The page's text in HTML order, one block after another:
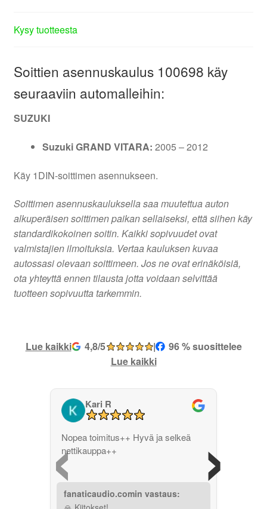
Kysy tuotteesta
Soittien asennuskaulus 100698 käy
seuraaviin automalleihin:
SUZUKI
Suzuki GRAND VITARA: 2005 – 2012
Käy 1DIN-soittimen asennukseen.
Soittimen asennuskauluksella saa muutettua auton
alkuperäisen soittimen paikan sellaiseksi, että siihen käy
standardikokoinen soitin. Kaikki sopivuudet ovat
valmistajien ilmoituksia. Vertaa kauluksen kuvaa
autossasi olevaan soittimeen. Jos ne ovat erinäköisiä,
ota yhteyttä ennen tilausta jotta voidaan selvittää
tuotteen sopivuutta tarkemmin.
Lue kaikki 4,8/5 |
96 % suosittelee
Lue kaikki
‹
Kari R
Nopea toimitus++ Hyvä ja selkeä
nettikauppa++
fanaticaudio.comin vastaus:
›